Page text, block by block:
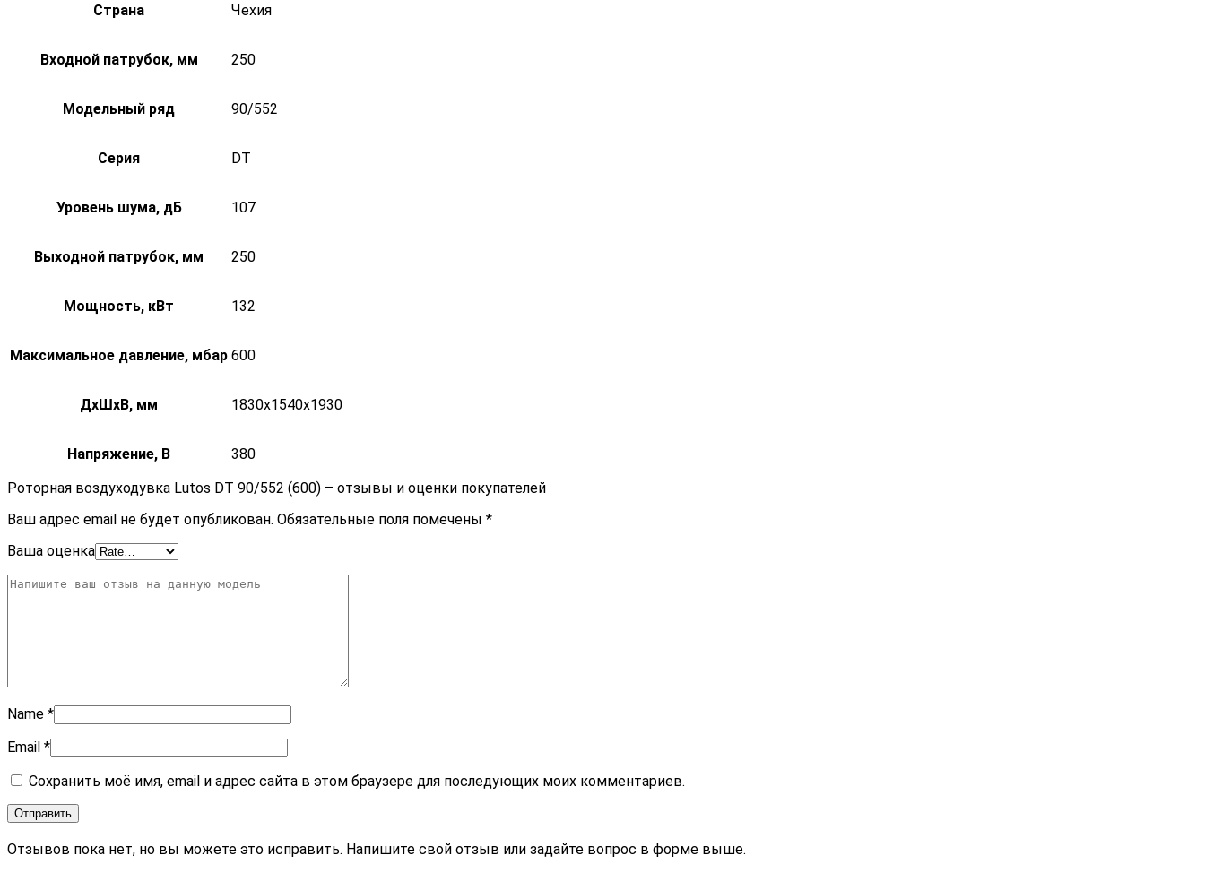
Страна Чехия
Входной патрубок, мм 250
Модельный ряд 90/552
Серия DT
Уровень шума, дБ 107
Выходной патрубок, мм 250
Мощность, кВт 132
Максимальное давление, мбар 600
ДxШxВ, мм 1830x1540x1930
Напряжение, В
380
Роторная воздуходувка Lutos DT 90/552 (600) – отзывы и оценки покупателей
Ваш адрес email не будет опубликован. Обязательные поля помечены *
Ваша оценка
Name *
Email *
Сохранить моё имя, email и адрес сайта в этом браузере для последующих моих комментариев.
Отзывов пока нет, но вы можете это исправить. Напишите свой отзыв или задайте вопрос в форме выше.